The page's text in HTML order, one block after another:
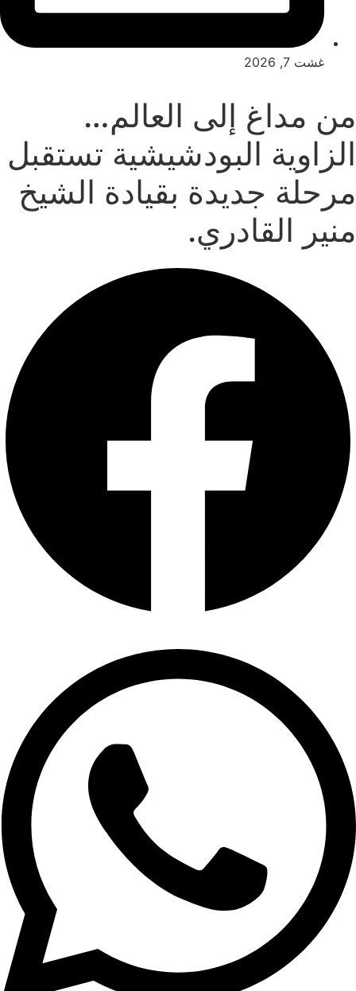
غشت 7, 2026
من مداغ إلى العالم…
الزاوية البودشيشية تستقبل
مرحلة جديدة بقيادة الشيخ
منير القادري.